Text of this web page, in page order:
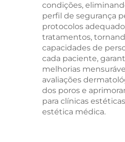
condições,
perfil de segurança
protocolos
tratamentos,
capacidades de
cada paciente,
melhorias
avaliações
dos poros e
para clínicas
estética médica.